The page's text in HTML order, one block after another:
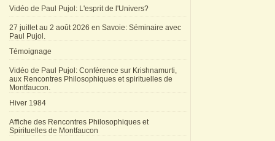
Vidéo de Paul Pujol: L'esprit de l'Univers?
27 juillet au 2 août 2026 en Savoie: Séminaire avec
Paul Pujol.
Témoignage
Vidéo de Paul Pujol: Conférence sur Krishnamurti,
aux Rencontres Philosophiques et spirituelles de
Montfaucon.
Hiver 1984
Affiche des Rencontres Philosophiques et
Spirituelles de Montfaucon